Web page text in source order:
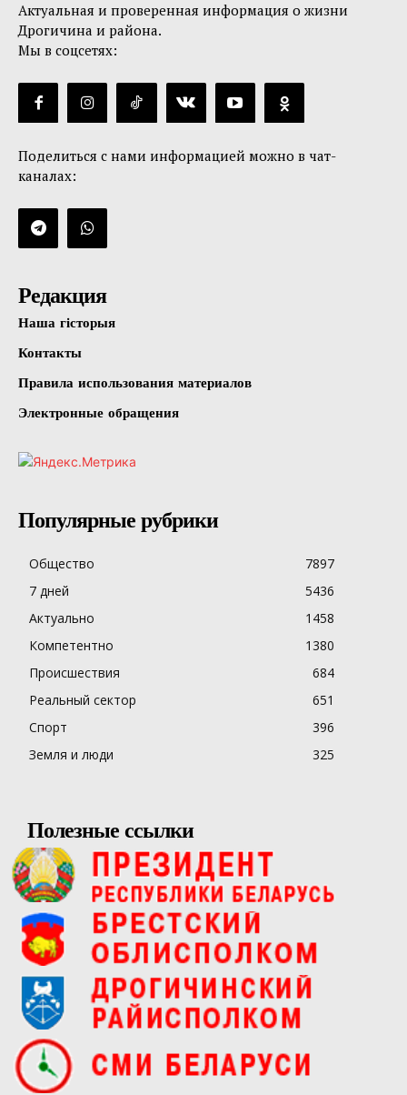
Актуальная и проверенная информация о жизни
Дрогичина и района.
Мы в соцсетях:
Поделиться с нами информацией можно в чат-
каналах:
Редакция
Наша гісторыя
Контакты
Правила использования материалов
Электронные обращения
Популярные рубрики
Общество
7897
7 дней
5436
Актуально
1458
Компетентно
1380
Происшествия
684
Реальный сектор
651
Спорт
396
Земля и люди
325
Полезные ссылки